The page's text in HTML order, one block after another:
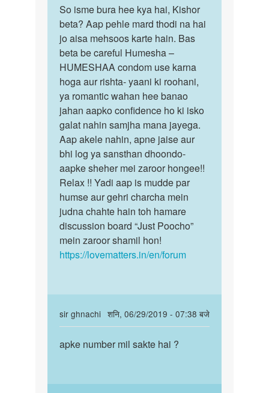
to
Muze
mardoko
dekhkar
sex
ki…
by
kishor
mahajan
So
isme
bura
hee
kya
hai,
…
So isme bura hee kya hai, Kishor
beta? Aap pehle mard thodi na hai
jo aisa mehsoos karte hain. Bas
beta be careful Humesha –
HUMESHAA condom use karna
hoga aur rishta- yaani ki roohani,
ya romantic wahan hee banao
jahan aapko confidence ho ki isko
galat nahin samjha mana jayega.
Aap akele nahin, apne jaise aur
bhi log ya sansthan dhoondo-
aapke sheher mei zaroor hongee!!
Relax !! Yadi aap is mudde par
humse aur gehri charcha mein
judna chahte hain toh hamare
discussion board “Just Poocho”
mein zaroor shamil hon!
https://lovematters.in/en/forum
sir ghnachi शनि, 06/29/2019 - 07:38 बजे
In
reply
to
bura
apke
sakte
apke number mil sakte hai ?